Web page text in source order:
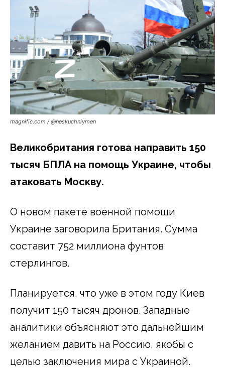
magnific.com / @neskuchniymen
Великобритания готова направить 150
тысяч БПЛА на помощь Украине, чтобы
атаковать Москву.
О новом пакете военной помощи
Украине заговорила Британия. Сумма
составит 752 миллиона фунтов
стерлингов.
Планируется, что уже в этом году Киев
получит 150 тысяч дронов. Западные
аналитики объясняют это дальнейшим
желанием давить на Россию, якобы с
целью заключения мира с Украиной.